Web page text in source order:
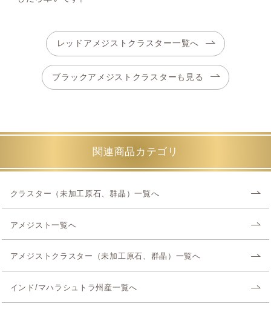
レッドアメジストクラスター一覧へ
ブラックアメジストクラスターも見る
関連商品カテゴリ
クラスター（未加工原石、群晶）一覧へ
アメジスト一覧へ
アメジストクラスター（未加工原石、群晶）一覧へ
インド/マハラシュトラ州産一覧へ